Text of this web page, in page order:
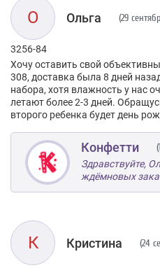
О Ольга (29
3256-84
Хочу оставить свой
308, доставка была 8 дней
набора, хотя влажность у нас
летают более 2-3 дней.
второго ребенка будет день
Конфетти
Здравствуйте,
ждёмновых
К Кристина (24